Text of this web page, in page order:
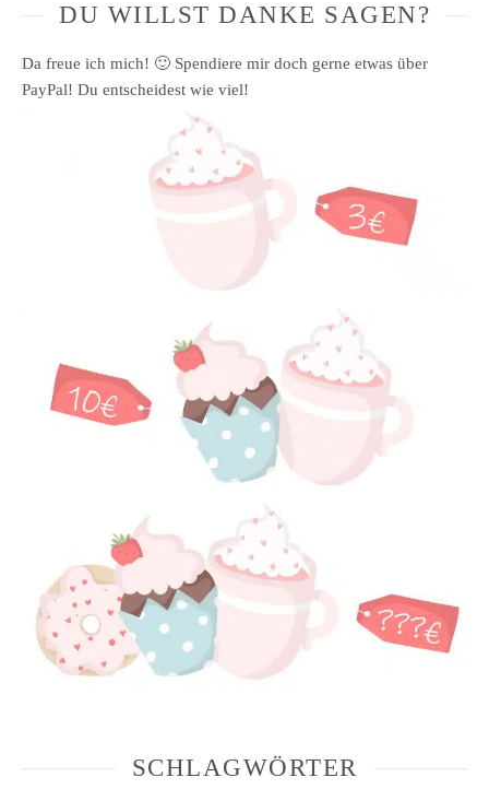
DU WILLST DANKE SAGEN?
Da freue ich mich! 🙂 Spendiere mir doch gerne etwas über
PayPal! Du entscheidest wie viel!
SCHLAGWÖRTER